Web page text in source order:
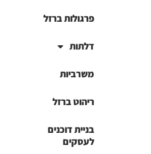
פרגולות ברזל
דלתות
משרביות
ריהוט ברזל
בניית דוכנים
לעסקים